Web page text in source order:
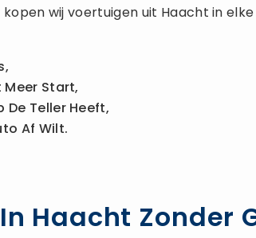
kopen wij voertuigen uit Haacht in
Start,
De Teller Heeft,
Af Wilt.
Haacht Zonder